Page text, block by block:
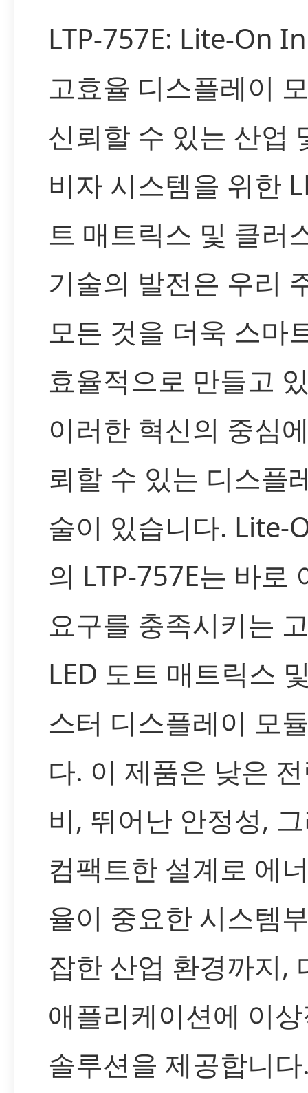
LTP-757E: Lite-On
고효율 디스플레이
신뢰할 수 있는 산업
비자 시스템을 위한
트 매트릭스 및 클러
기술의 발전은 우리
모든 것을 더욱 스마
효율적으로 만들고
이러한 혁신의 중심
뢰할 수 있는 디스플
술이 있습니다. Lite-
의 LTP-757E는 바로
요구를 충족시키는
LED 도트 매트릭스
스터 디스플레이 모
다. 이 제품은 낮은
비, 뛰어난 안정성,
컴팩트한 설계로 에
율이 중요한 시스템
잡한 산업 환경까지,
애플리케이션에 이
솔루션을 제공합니